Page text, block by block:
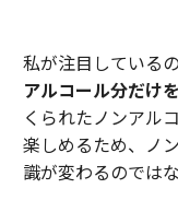
私が注目しているの
アルコール分だけ
くられたノンアル
楽しめるため、ノ
識が変わるのでは